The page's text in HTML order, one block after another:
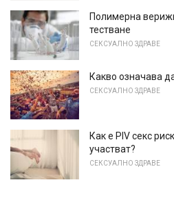
Полимерна
тестване
СЕКСУАЛНО ЗДРАВЕ
Какво означава
СЕКСУАЛНО ЗДРАВЕ
Как е PIV секс
участват?
СЕКСУАЛНО ЗДРАВЕ